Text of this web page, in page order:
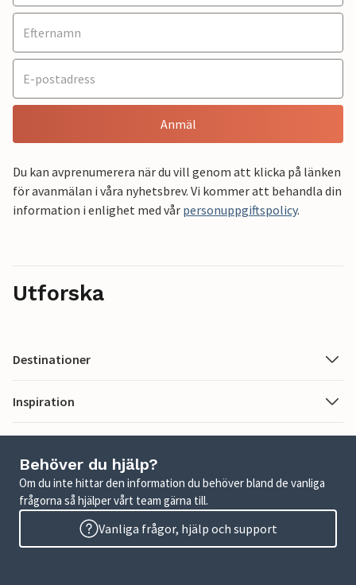
Anmäl
Du kan avprenumerera när du vill genom att klicka på länken
för avanmälan i våra nyhetsbrev. Vi kommer att behandla din
information i enlighet med vår personuppgiftspolicy.
Utforska
Destinationer
Inspiration
Behöver du hjälp?
Om du inte hittar den information du behöver bland de vanliga
frågorna så hjälper vårt team gärna till.
Vanliga frågor, hjälp och support